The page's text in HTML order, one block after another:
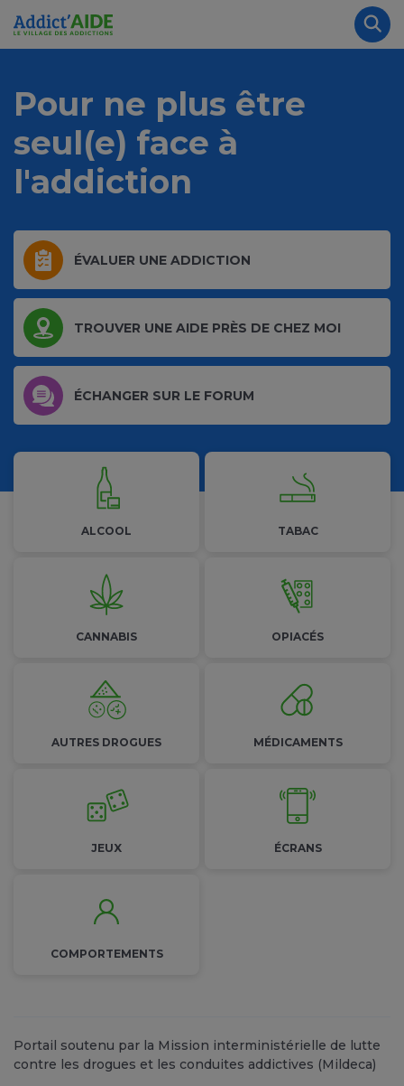
Aller au contenu principal
Pour ne plus être
seul(e) face à
l'addiction
ÉVALUER UNE ADDICTION
TROUVER UNE AIDE PRÈS DE CHEZ MOI
ÉCHANGER SUR LE FORUM
Les addictions
ALCOOL TABAC
CANNABIS OPIACÉS
AUTRES DROGUES MÉDICAMENTS
JEUX ÉCRANS
COMPORTEMENTS
Portail soutenu par la Mission interministérielle de lutte
contre les drogues et les conduites addictives (Mildeca)
Panneau de gestion des cookies